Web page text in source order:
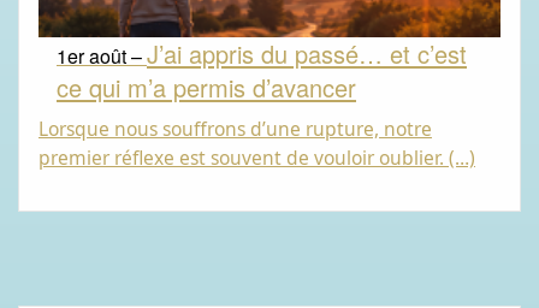
1er août –J’ai appris du passé… et c’est
ce qui m’a permis d’avancer
Lorsque nous souffrons d’une rupture, notre
premier réflexe est souvent de vouloir oublier. (…)